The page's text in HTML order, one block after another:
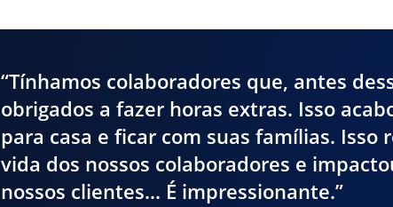
“Tínhamos colaboradores que, antes
obrigados a fazer horas extras. Isso
para casa e ficar com suas famílias.
vida dos nossos colaboradores e
nossos clientes... É impressionante.”